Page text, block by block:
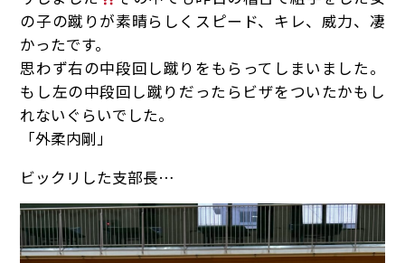
の子の蹴りが素晴らしくスピード、キレ、威力、凄
かったです。
思わず右の中段回し蹴りをもらってしまいました。
もし左の中段回し蹴りだったらビザをついたかもし
れないぐらいでした。
「外柔内剛」
ビックリした支部長…